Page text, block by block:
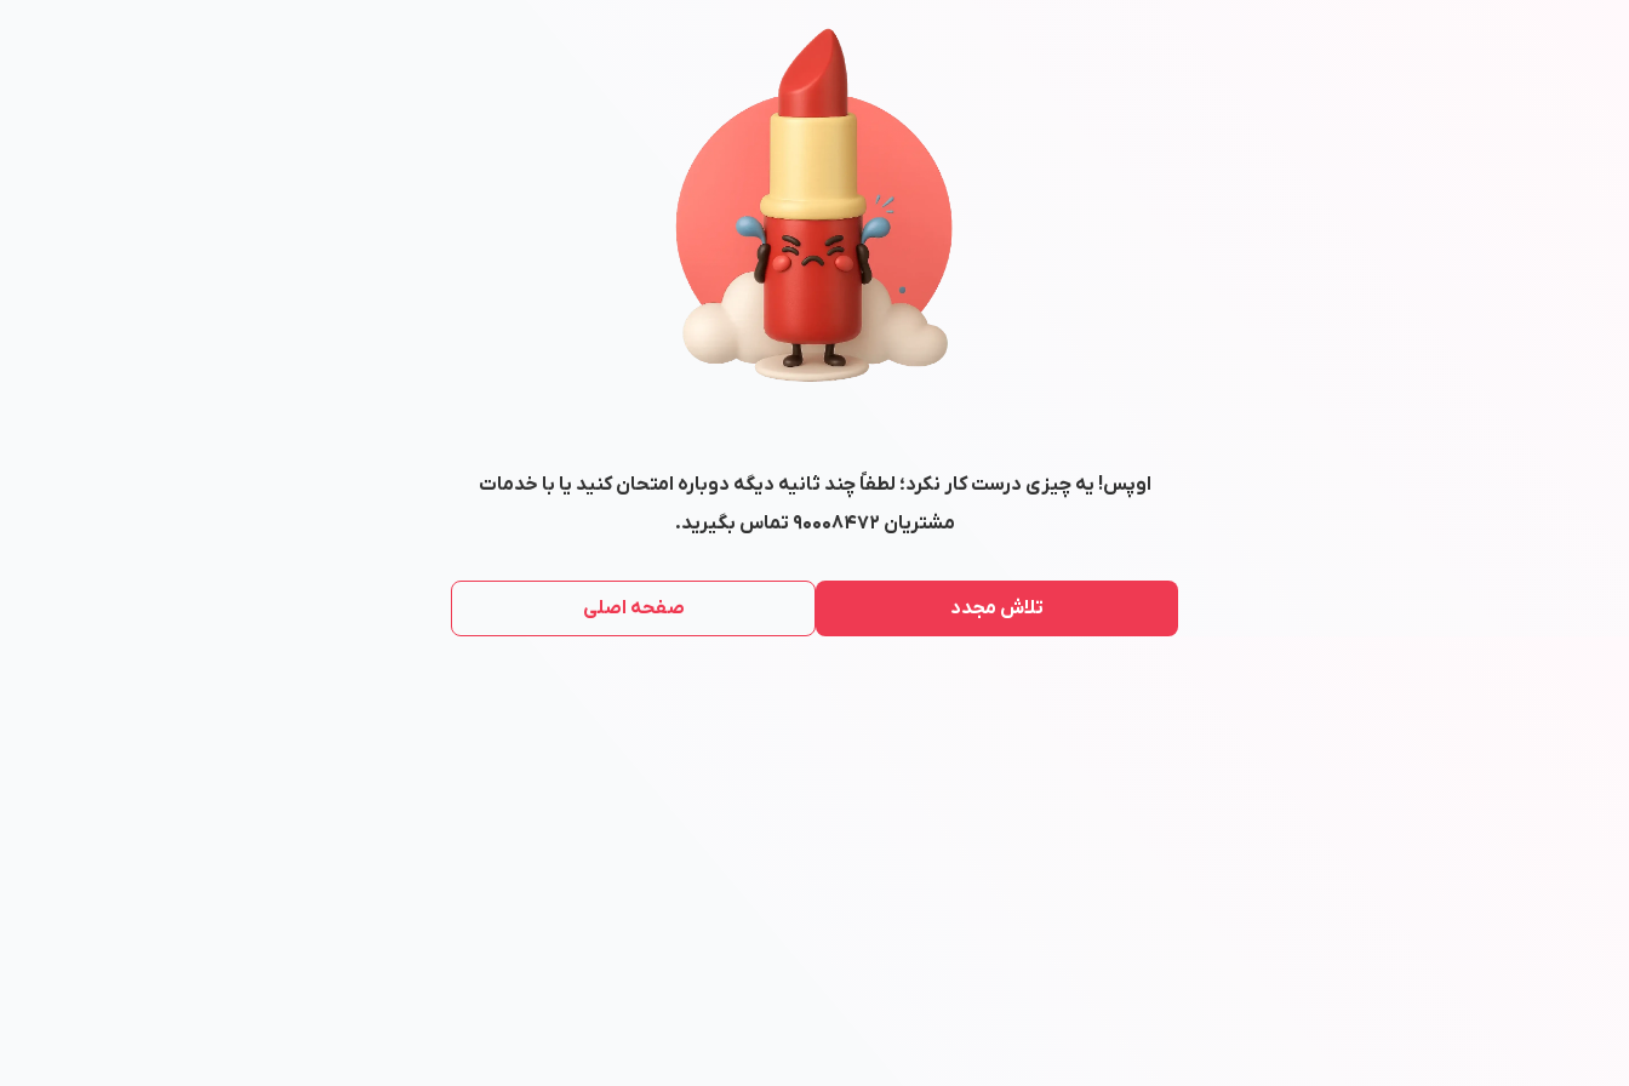
اوپس! یه چیزی درست کار نکرد؛ لطفاً چند ثانیه دیگه دوباره امتحان کنید یا با خدمات
مشتریان ۹۰۰۰۸۴۷۲ تماس بگیرید.
تلاش مجدد صفحه اصلی